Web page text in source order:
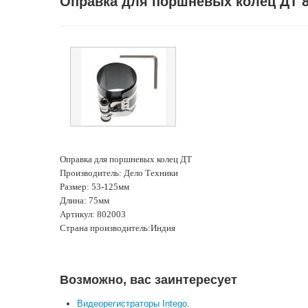
Оправка для поршневых колец ДТ
Производитель: Дело Техники
Размер: 53-125мм
Длина: 75мм
Артикул: 802003
Страна производитель:Индия
Возможно, вас заинтересует
Видеорегистраторы Intego.